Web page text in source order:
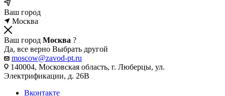
Ваш город
Москва
Ваш город Москва ?
Да, все верно Выбрать другой
moscow@zavod-pt.ru
140004, Московская область, г. Люберцы, ул.
Электрификации, д. 26В
Вконтакте